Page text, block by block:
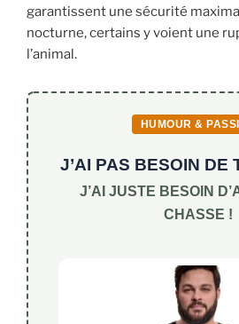
garantissent une sécurité
nocturne, certains y voient une
l’animal.
HUMOUR &
J’AI PAS BESOIN DE
J’AI JUSTE BESOIN
CHASSE !